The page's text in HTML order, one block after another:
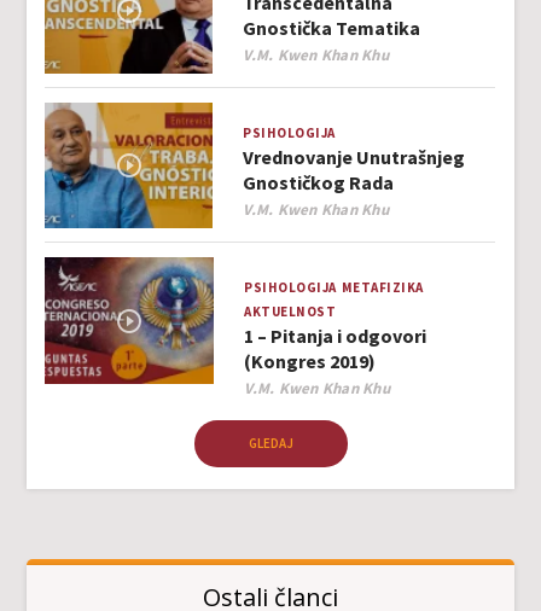
Gnostička Tematika
Author
V.M. Kwen Khan Khu
PSIHOLOGIJA
Vrednovanje Unutrašnjeg
Gnostičkog Rada
Author
V.M. Kwen Khan Khu
PSIHOLOGIJA METAFIZIKA
AKTUELNOST
1 – Pitanja i odgovori
(Kongres 2019)
Author
V.M. Kwen Khan Khu
GLEDAJ
Ostali članci